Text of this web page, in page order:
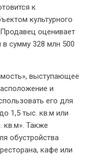
к
культурного
оценивает
сумму 328 млн 500
выступающее
и
его для
1,5 тыс. кв.м или
Также
обустройства
кафе или